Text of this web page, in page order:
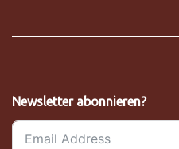
Newsletter abonnieren?